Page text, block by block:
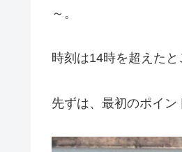
～。
時刻は14時を超えたと
先ずは、最初のポイン